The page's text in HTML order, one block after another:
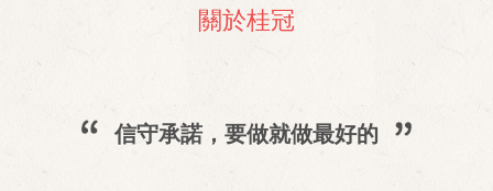
關於桂冠
信守承諾，要做就做最好的